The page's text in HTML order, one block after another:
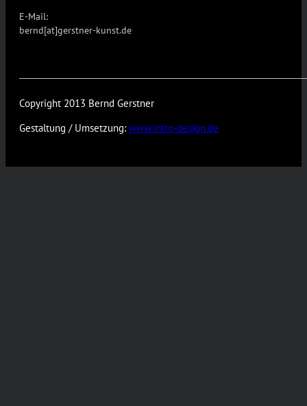
E-Mail:
bernd[at]gerstner-kunst.de
Copyright 2013 Bernd Gerstner
Gestaltung / Umsetzung: www.intro-design.de